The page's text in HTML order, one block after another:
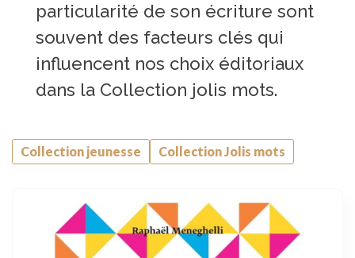
particularité de son écriture sont
souvent des facteurs clés qui
influencent nos choix éditoriaux
dans la Collection jolis mots.
Collection jeunesse Collection Jolis mots